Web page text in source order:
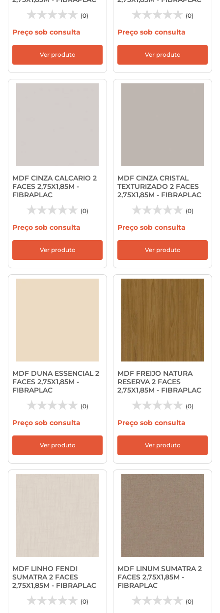
(0)
Preço sob consulta
Ver produto
(0)
Preço sob consulta
Ver produto
MDF CINZA CALCARIO 2
FACES 2,75X1,85M -
FIBRAPLAC
(0)
Preço sob consulta
Ver produto
MDF CINZA CRISTAL
TEXTURIZADO 2 FACES
2,75X1,85M - FIBRAPLAC
(0)
Preço sob consulta
Ver produto
MDF DUNA ESSENCIAL 2
FACES 2,75X1,85M -
FIBRAPLAC
(0)
Preço sob consulta
Ver produto
MDF FREIJO NATURA
RESERVA 2 FACES
2,75X1,85M - FIBRAPLAC
(0)
Preço sob consulta
Ver produto
MDF LINHO FENDI
SUMATRA 2 FACES
2,75X1,85M - FIBRAPLAC
(0)
MDF LINUM SUMATRA 2
FACES 2,75X1,85M -
FIBRAPLAC
(0)